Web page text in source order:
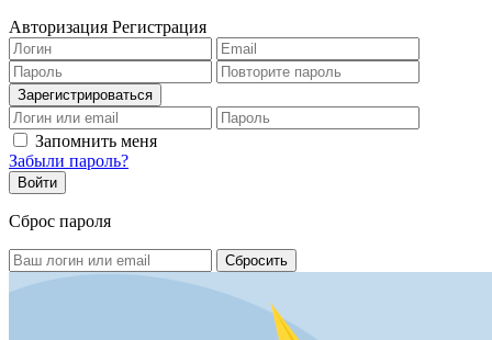
Авторизация Регистрация
Запомнить меня
Забыли пароль?
Сброс пароля